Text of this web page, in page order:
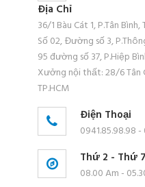
Địa Chỉ
36/1 Bàu Cát 1, P.Tân Bình,
Số 02, Đường số 3,
95 đường số 37, P.Hiệp
Xưởng nội thất: 28/6 Tân
TP.HCM
Điện Thoại
0941.85.98.98
Thứ 2 - Thứ 7
08.00 Am -